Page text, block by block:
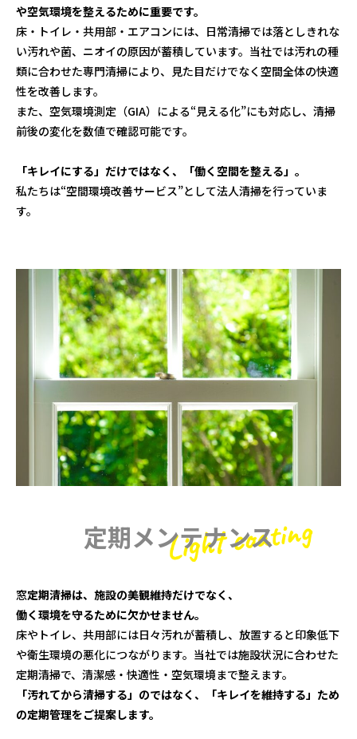
や空気環境を整えるために重要です。
床・トイレ・共用部・エアコンには、日常清掃では落としきれな
い汚れや菌、ニオイの原因が蓄積しています。当社では汚れの種
類に合わせた専門清掃により、見た目だけでなく空間全体の快適
性を改善します。
また、空気環境測定（GIA）による“見える化”にも対応し、清掃
前後の変化を数値で確認可能です。
「キレイにする」だけではなく、「働く空間を整える」。
私たちは“空間環境改善サービス”として法人清掃を行っていま
す。
定期メンテナンス
窓定期清掃は、施設の美観維持だけでなく、
働く環境を守るために欠かせません。
床やトイレ、共用部には日々汚れが蓄積し、放置すると印象低下
や衛生環境の悪化につながります。当社では施設状況に合わせた
定期清掃で、清潔感・快適性・空気環境まで整えます。
「汚れてから清掃する」のではなく、「キレイを維持する」ため
の定期管理をご提案します。